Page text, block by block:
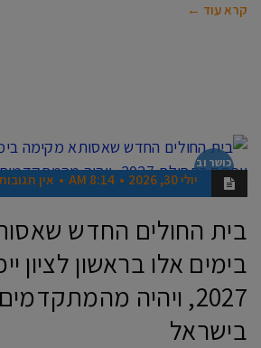
קרא עוד ←
כושר וב
ריאות
יולי 30, 2026 8:14 AM אין
בית החולים החדש
בימים אלו בראשון לציון
2027, ויהיה
בישראל